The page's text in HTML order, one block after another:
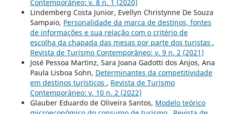
Contemporâneo: v. 8 n. 1 (2020)
Lindemberg Costa Junior, Evellyn Christynne De Souza
Sampaio, Personalidade da marca de destinos, fontes
de informações e sua relação com o critério de
escolha da chapada das mesas por parte dos turistas ,
Revista de Turismo Contemporâneo: v. 9 n. 2 (2021)
José Pessoa Martinz, Sara Joana Gadotti dos Anjos, Ana
Paula Lisboa Sohn, Determinantes da competitividade
em destinos turísticos , Revista de Turismo
Contemporâneo: v. 10 n. 2 (2022)
Glauber Eduardo de Oliveira Santos, Modelo teórico